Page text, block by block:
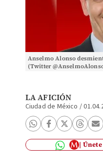
Anselmo Alonso
(Twitter
LA AFICIÓN
Ciudad de México /